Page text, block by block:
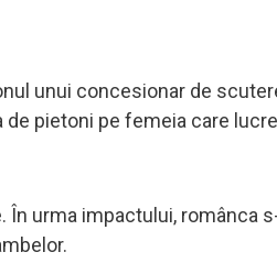
unui concesionar de
pietoni pe femeia care
În urma impactului, românca